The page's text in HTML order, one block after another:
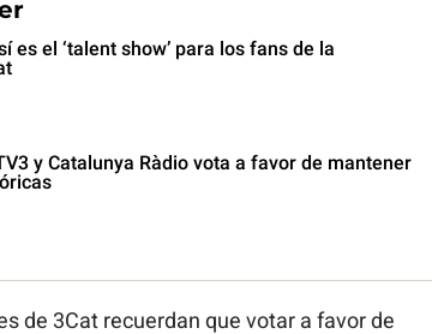
es el ‘talent show’ para los fans de la
y Catalunya Ràdio vota a favor de mantener
de 3Cat recuerdan que votar a favor de